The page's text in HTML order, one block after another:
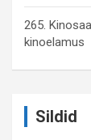
265.
kinoelamus
Sildid